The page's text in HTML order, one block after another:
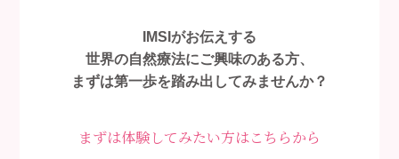
IMSIがお伝えする
世界の自然療法にご興味のある方、
まずは第一歩を踏み出してみませんか？
まずは体験してみたい方はこちらから